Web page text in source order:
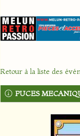
Retour à la liste des
PUCES